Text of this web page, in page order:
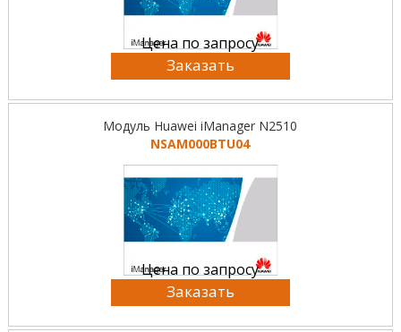
Цена по запросу
Заказать
Модуль Huawei iManager N2510
NSAM000BTU04
Цена по запросу
Заказать